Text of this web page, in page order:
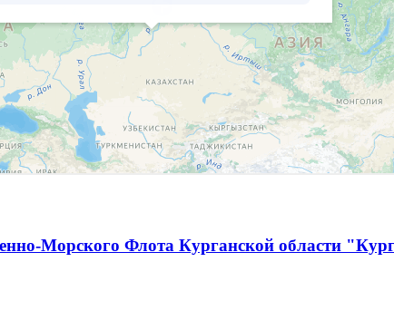
Морского Флота Курганской области